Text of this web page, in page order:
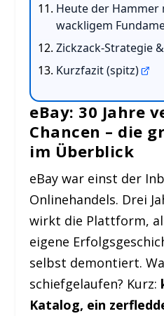
Heute der Hammer
wackligem
Zickzack-Strategie
Kurzfazit (spitz)
eBay: 30 Jahre
Chancen – die
im Überblick
eBay war einst der
Onlinehandels. Drei
wirkt die Plattform,
eigene
selbst demontiert.
schiefgelaufen? Kurz:
Katalog, ein